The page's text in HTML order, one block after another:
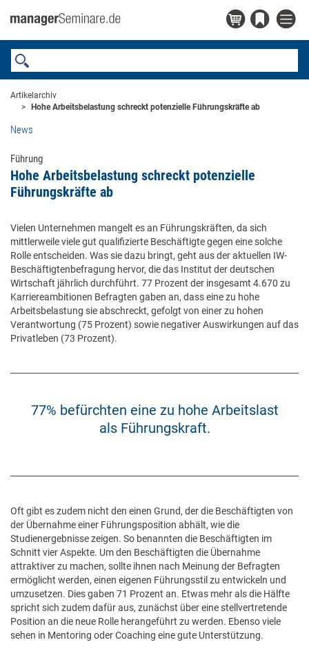
Artikelarchiv
Hohe Arbeitsbelastung schreckt potenzielle Führungskräfte ab
News
Führung
Hohe Arbeitsbelastung schreckt potenzielle
Führungskräfte ab
Vielen Unternehmen mangelt es an Führungskräften, da sich
mittlerweile viele gut qualifizierte Beschäftigte gegen eine solche
Rolle entscheiden. Was sie dazu bringt, geht aus der aktuellen IW-
Beschäftigtenbefragung hervor, die das Institut der deutschen
Wirtschaft jährlich durchführt. 77 Prozent der insgesamt 4.670 zu
Karriereambitionen Befragten gaben an, dass eine zu hohe
Arbeitsbelastung sie abschreckt, gefolgt von einer zu hohen
Verantwortung (75 Prozent) sowie negativer Auswirkungen auf das
Privatleben (73 Prozent).
77% befürchten eine zu hohe Arbeitslast
als Führungskraft.
Oft gibt es zudem nicht den einen Grund, der die Beschäftigten von
der Übernahme einer Führungsposition abhält, wie die
Studienergebnisse zeigen. So benannten die Beschäftigten im
Schnitt vier Aspekte. Um den Beschäftigten die Übernahme
attraktiver zu machen, sollte ihnen nach Meinung der Befragten
ermöglicht werden, einen eigenen Führungsstil zu entwickeln und
umzusetzen. Dies gaben 71 Prozent an. Etwas mehr als die Hälfte
spricht sich zudem dafür aus, zunächst über eine stellvertretende
Position an die neue Rolle herangeführt zu werden. Ebenso viele
sehen in Mentoring oder Coaching eine gute Unterstützung.